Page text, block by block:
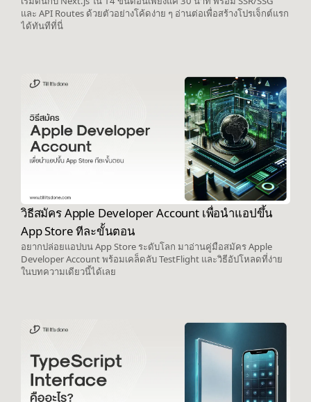
และ API Routes ด้วยตัวอย่างโค้ดง่าย ๆ อ่านต่อเพื่อสร้างโปรเจ็กต์แรก
ได้ทันทีที่นี่
วิธีสมัคร Apple Developer Account เพื่อนำแอปขึ้น
App Store ทีละขั้นตอน
อยากปล่อยแอปบน App Store ระดับโลก มาอ่านคู่มือสมัคร Apple
Developer Account พร้อมเคล็ดลับ TestFlight และวิธีอัปโหลดที่ง่าย
ในบทความเดียวนี้ได้เลย